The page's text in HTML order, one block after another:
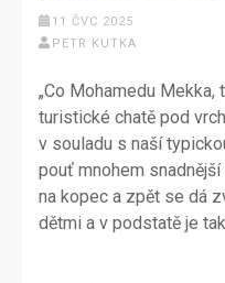
11 ČVC 2025
PETR KUTKA
„Co Mohamedu Mekka,
turistické chatě pod
v souladu s naší
pouť mnohem
na kopec a zpět se dá
dětmi a v podstatě je